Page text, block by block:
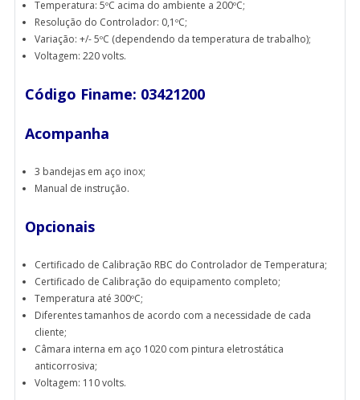
Temperatura: 5ºC acima do ambiente a 200ºC;
Resolução do Controlador: 0,1ºC;
Variação: +/- 5ºC (dependendo da temperatura de trabalho);
Voltagem: 220 volts.
Código Finame: 03421200
Acompanha
3 bandejas em aço inox;
Manual de instrução.
Opcionais
Certificado de Calibração RBC do Controlador de Temperatura;
Certificado de Calibração do equipamento completo;
Temperatura até 300ºC;
Diferentes tamanhos de acordo com a necessidade de cada
cliente;
Câmara interna em aço 1020 com pintura eletrostática
anticorrosiva;
Voltagem: 110 volts.